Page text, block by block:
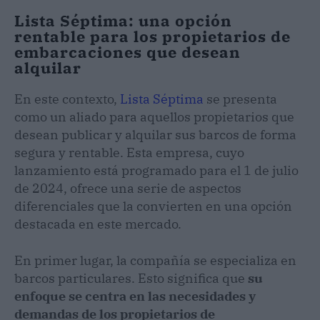
Lista Séptima: una opción
rentable para los propietarios de
embarcaciones que desean
alquilar
En este contexto, Lista Séptima se presenta
como un aliado para aquellos propietarios que
desean publicar y alquilar sus barcos de forma
segura y rentable. Esta empresa, cuyo
lanzamiento está programado para el 1 de julio
de 2024, ofrece una serie de aspectos
diferenciales que la convierten en una opción
destacada en este mercado.
En primer lugar, la compañía se especializa en
barcos particulares. Esto significa que su
enfoque se centra en las necesidades y
demandas de los propietarios de